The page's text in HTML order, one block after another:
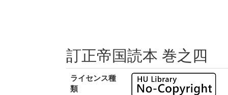
訂正帝国読本 巻之四
ライセンス種
類